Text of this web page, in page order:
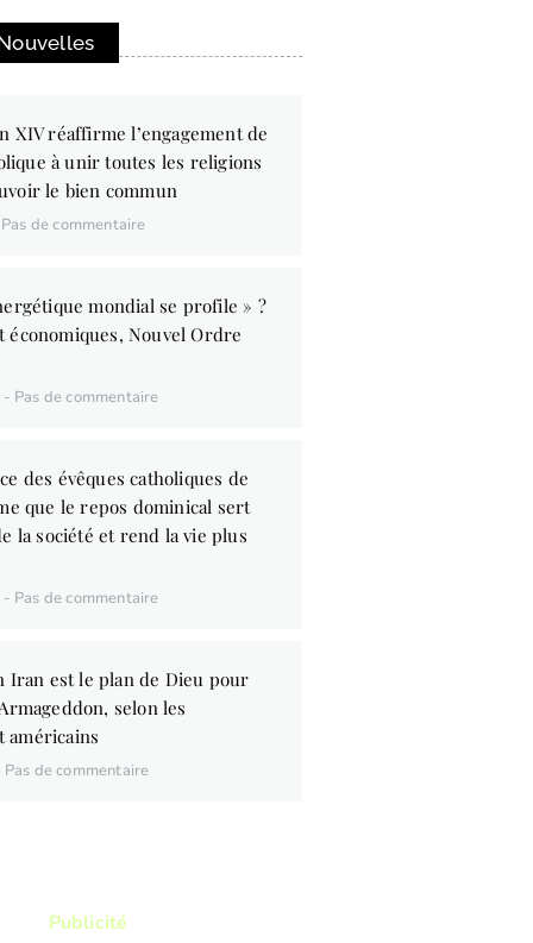
XIV réaffirme l’engagement de
à unir toutes les religions
le bien commun
Pas de commentaire
mondial se profile » ?
économiques, Nouvel Ordre
Pas de commentaire
des évêques catholiques de
que le repos dominical sert
la société et rend la vie plus
Pas de commentaire
Iran est le plan de Dieu pour
selon les
américains
Pas de commentaire
Publicité